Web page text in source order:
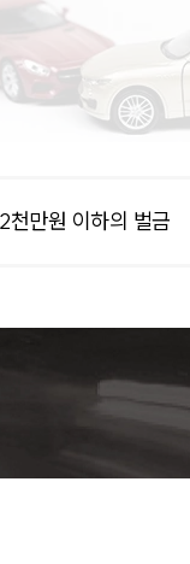
천만원 이하의 벌금